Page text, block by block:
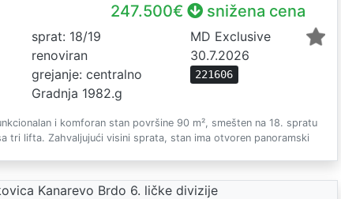
247.500€ snižena cena
sprat: 18/19
renoviran
grejanje: centralno
Gradnja 1982.g
MD Exclusive
30.7.2026
221606
i komforan stan površine 90 m², smešten na 18. spratu
tri lifta. Zahvaljujući visini sprata, stan ima otvoren panoramski
Kanarevo Brdo 6. ličke divizije